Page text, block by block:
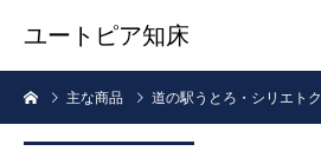
ユートピア知床
主な商品 道の駅うとろ・シリエトク